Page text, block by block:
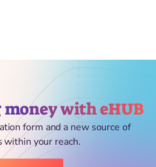
with eHUB
form and a new source of
within your reach.